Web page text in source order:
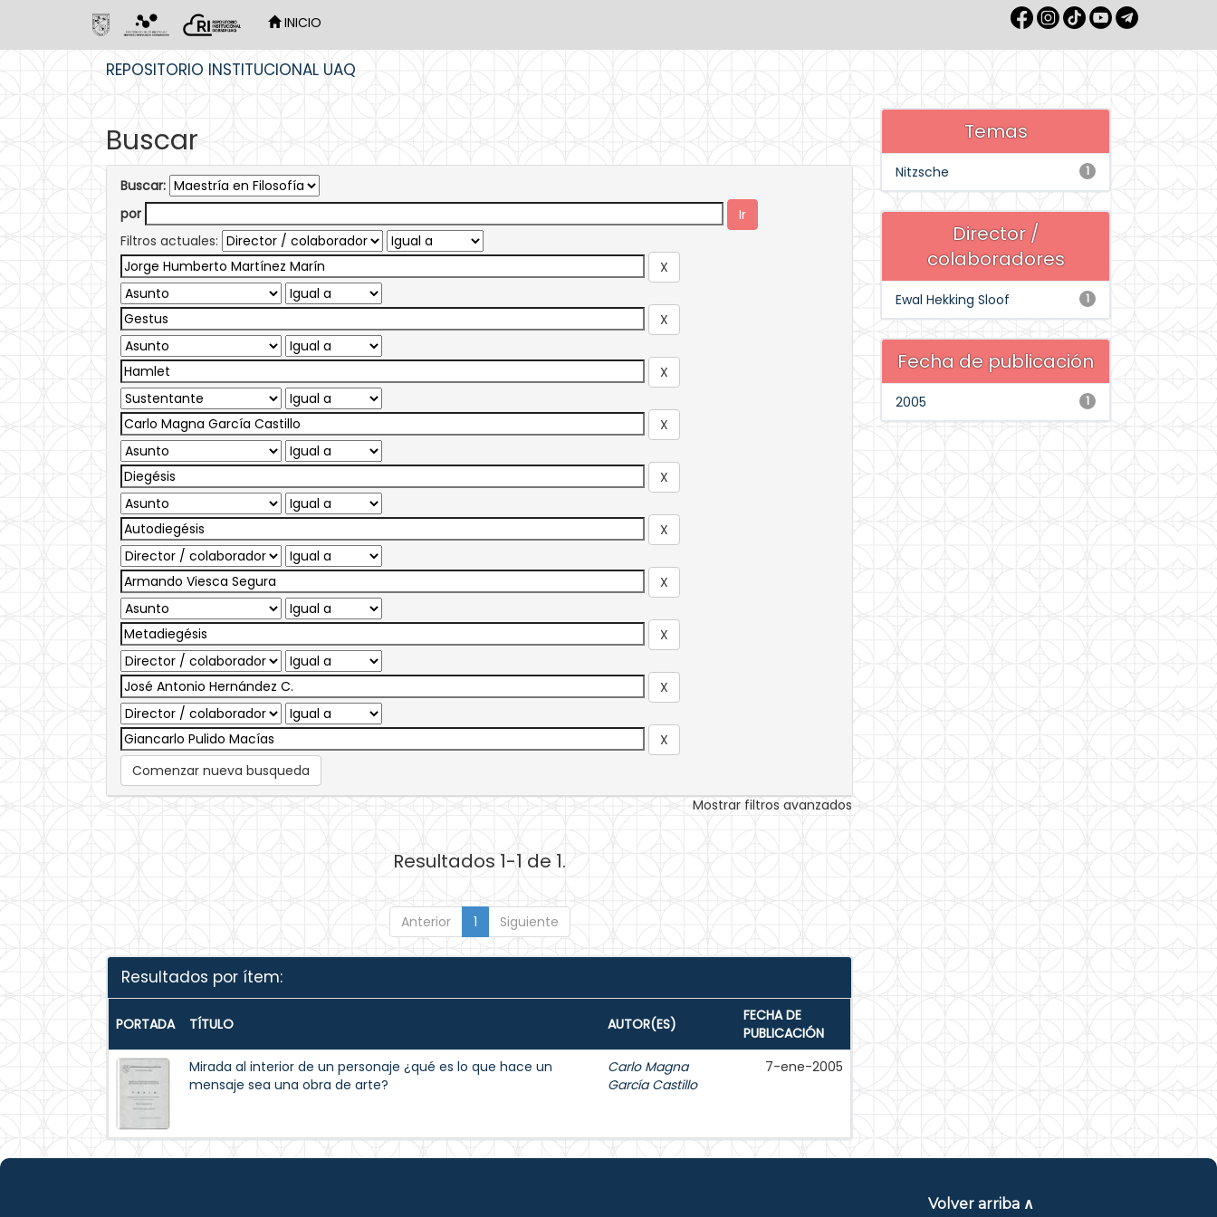
INICIO
REPOSITORIO INSTITUCIONAL UAQ
Buscar
Buscar:
por
Filtros actuales:
Comenzar nueva busqueda
Mostrar filtros avanzados
Resultados 1-1 de 1.
Anterior 1 Siguiente
Resultados por ítem:
PORTADA TÍTULO AUTOR(ES)
FECHA DE
PUBLICACIÓN
Mirada al interior de un personaje ¿qué es lo que hace un
mensaje sea una obra de arte?
Carlo Magna
García Castillo
7-ene-2005
Temas
1
Nitzsche
Director /
colaboradores
1
Ewal Hekking Sloof
Fecha de publicación
1
2005
Volver arriba ∧